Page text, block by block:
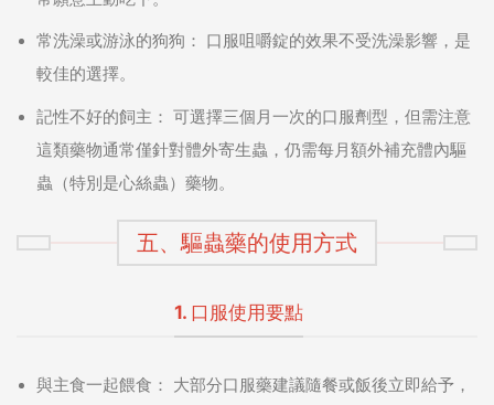
常洗澡或游泳的狗狗： 口服咀嚼錠的效果不受洗澡影響，是
較佳的選擇。
記性不好的飼主： 可選擇三個月一次的口服劑型，但需注意
這類藥物通常僅針對體外寄生蟲，仍需每月額外補充體內驅
蟲（特別是心絲蟲）藥物。
五、驅蟲藥的使用方式
1. 口服使用要點
與主食一起餵食： 大部分口服藥建議隨餐或飯後立即給予，